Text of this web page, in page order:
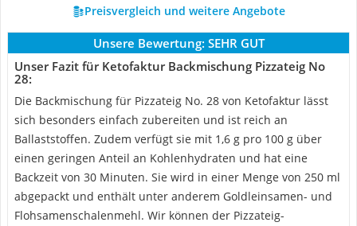
Preisvergleich und weitere Angebote
Unsere Bewertung: SEHR GUT
Unser Fazit für Ketofaktur Backmischung Pizzateig No
28:
Die Backmischung für Pizzateig No. 28 von Ketofaktur lässt
sich besonders einfach zubereiten und ist reich an
Ballaststoffen. Zudem verfügt sie mit 1,6 g pro 100 g über
einen geringen Anteil an Kohlenhydraten und hat eine
Backzeit von 30 Minuten. Sie wird in einer Menge von 250 ml
abgepackt und enthält unter anderem Goldleinsamen- und
Flohsamenschalenmehl. Wir können der Pizzateig-